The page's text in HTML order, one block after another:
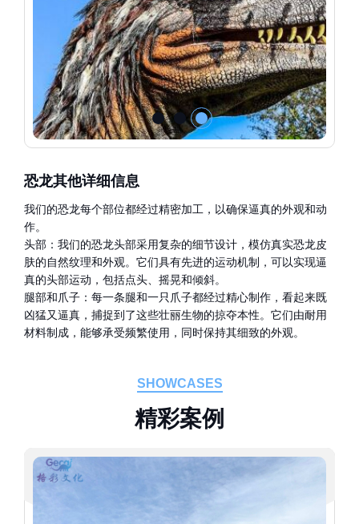
恐龙其他详细信息
我们的恐龙每个部位都经过精密加工，以确保逼真的外观和动
作。
头部：我们的恐龙头部采用复杂的细节设计，模仿真实恐龙皮
肤的自然纹理和外观。它们具有先进的运动机制，可以实现逼
真的头部运动，包括点头、摇晃和倾斜。
腿部和爪子：每一条腿和一只爪子都经过精心制作，看起来既
凶猛又逼真，捕捉到了这些壮丽生物的掠夺本性。它们由耐用
材料制成，能够承受频繁使用，同时保持其细致的外观。
SHOWCASES
精彩案例